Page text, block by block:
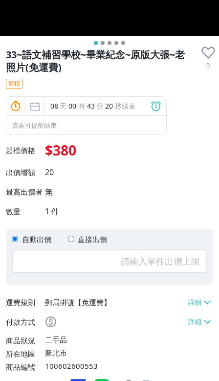
33~語文補習學校~畢業紀念~原版大張~老
照片(免運費)
0
競標
08 天 00 時 43分 19 秒結束
賣家可提前結束
起標價格 $380
出價增額 20
最高出價者 無
數量 1 件
自動出價 直接出價
運費規則
郵局掛號【免運費】
付款方式
商品狀況
二手品
所在地區
新北市
商品編號
100602600553